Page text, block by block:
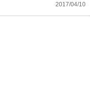
2017/04/10